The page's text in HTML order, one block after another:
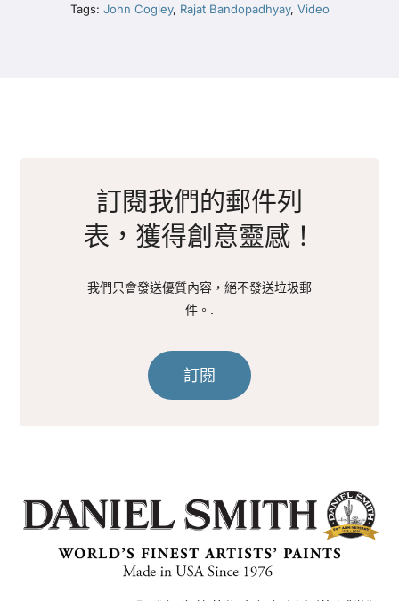
Tags: John Cogley, Rajat Bandopadhyay, Video
訂閱我們的郵件列
表，獲得創意靈感！
我們只會發送優質內容，絕不發送垃圾郵
件。.
訂閱